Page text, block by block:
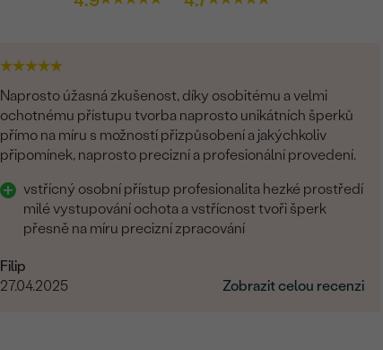
Naprosto úžasná zkušenost, díky osobitému a velmi
ochotnému přístupu tvorba naprosto unikátních šperků
přímo na míru s možností přizpůsobení a jakýchkoliv
připomínek, naprosto precizní a profesionální provedení.
vstřícný osobní přístup profesionalita hezké prostředí
milé vystupování ochota a vstřícnost tvoři šperk
přesně na míru precizní zpracování
Filip
27.04.2025
Zobrazit celou recenzi